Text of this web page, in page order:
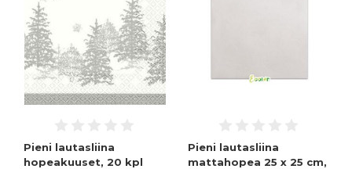
Pieni lautasliina
hopeakuuset, 20 kpl
Pieni lautasliina
mattahopea 25 x 25 cm,